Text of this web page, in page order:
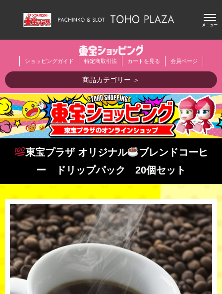
メニュー
ショッピングガイド 特定商取引法 カートを見る 会員ページ
商品カテゴリー ＞
東宝プラザ オリジナル
ブレンドコーヒ
ー ドリップパック 20個セット